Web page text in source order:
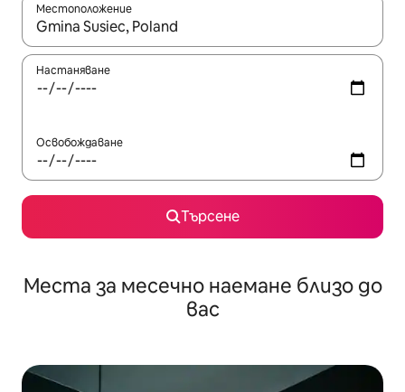
Местоположение
Когато резултатите се покажат, използвайте
Настаняване
Освобождаване
Търсене
Места за месечно наемане близо до
вас